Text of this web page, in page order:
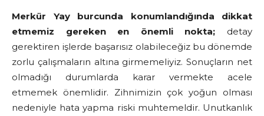
Merkür Yay burcunda konumlandığında dikkat
etmemiz gereken en önemli nokta; detay
gerektiren işlerde başarısız olabileceğiz bu dönemde
zorlu çalışmaların altına girmemeliyiz. Sonuçların net
olmadığı durumlarda karar vermekte acele
etmemek önemlidir. Zihnimizin çok yoğun olması
nedeniyle hata yapma riski muhtemeldir. Unutkanlık